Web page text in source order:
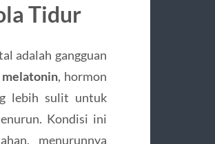
Tidur
adalah gangguan
melatonin, hormon
lebih sulit untuk
Kondisi ini
menurunnya